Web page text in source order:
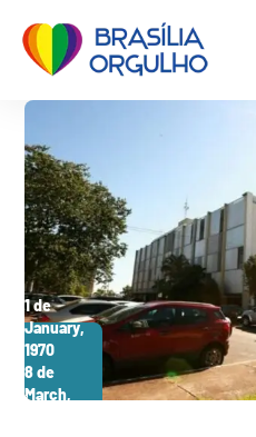
1 de
January,
1970
8 de
March,